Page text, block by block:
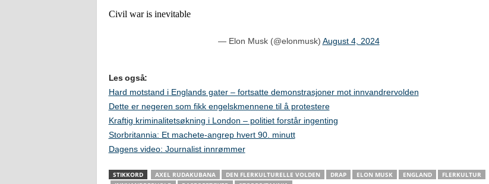
Civil war is inevitable
— Elon Musk (@elonmusk) August 4, 2024
Les også:
Hard motstand i Englands gater – fortsatte demonstrasjoner mot innvandrervolden
Dette er negeren som fikk engelskmennene til å protestere
Kraftig kriminalitetsøkning i London – politiet forstår ingenting
Storbritannia: Et machete-angrep hvert 90. minutt
Dagens video: Journalist innrømmer
STIKKORD AXEL RUDAKUBANA DEN FLERKULTURELLE VOLDEN DRAP ELON MUSK ENGLAND
FLERKULTUR